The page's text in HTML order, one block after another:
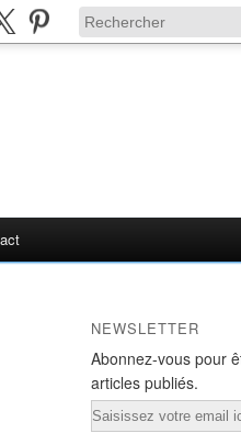
NEWSLETTER
Abonnez-vous pour
articles publiés.
Email